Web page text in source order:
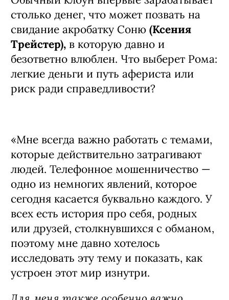
столько денег, что может позвать на
свидание акробатку Соню (Ксения
Трейстер), в которую давно и
безответно влюблен. Что выберет Рома:
легкие деньги и путь афериста или
риск ради справедливости?
«Мне всегда важно работать с темами,
которые действительно затрагивают
людей. Телефонное мошенничество —
одно из немногих явлений, которое
сегодня касается буквально каждого. У
всех есть история про себя, родных
или друзей, столкнувшихся с обманом,
поэтому мне давно хотелось
исследовать эту тему и показать, как
устроен этот мир изнутри.